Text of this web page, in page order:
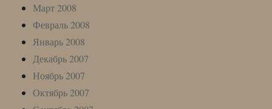
Март 2008
Февраль 2008
Январь 2008
Декабрь 2007
Ноябрь 2007
Октябрь 2007